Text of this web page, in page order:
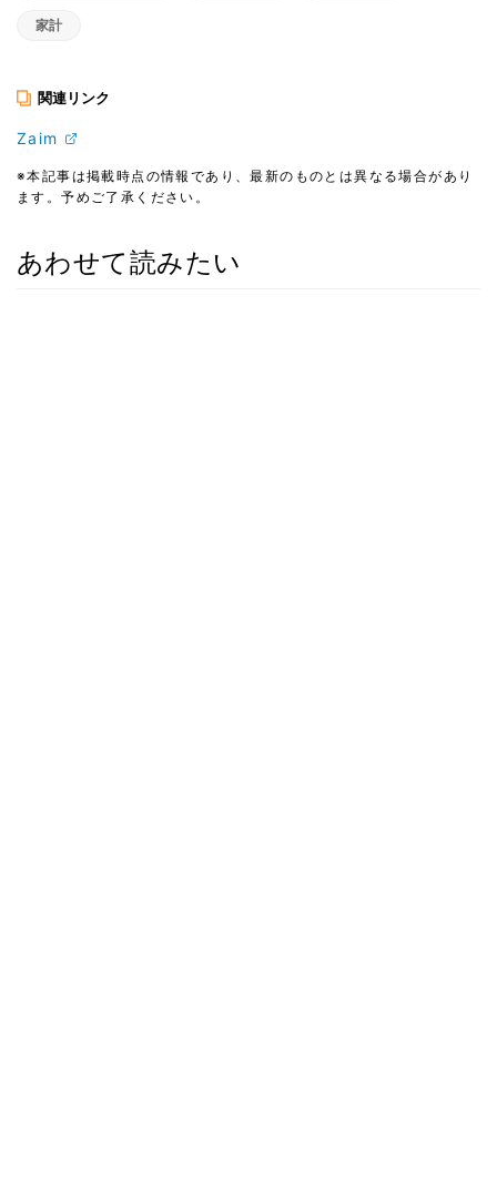
家計
関連リンク
Zaim
※本記事は掲載時点の情報であり、最新のものとは異なる場合があり
ます。予めご了承ください。
あわせて読みたい